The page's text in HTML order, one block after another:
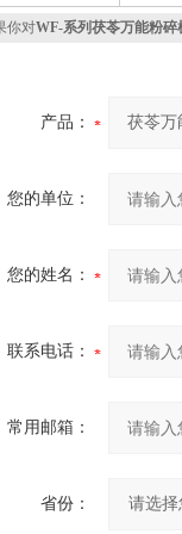
对WF-系列茯苓万能粉碎
产品：
您的单位：
您的姓名：
联系电话：
常用邮箱：
省份：